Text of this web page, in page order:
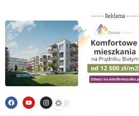
----- Reklama -----